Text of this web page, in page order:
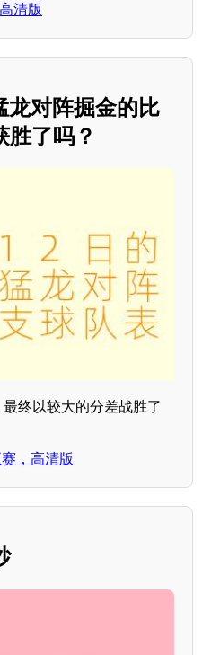
清版
龙对阵掘金的比
胜了吗？
终以较大的分差战胜了
，高清版